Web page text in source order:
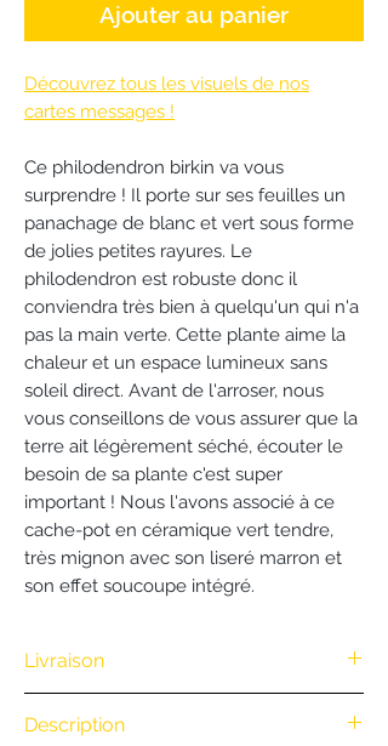
Ajouter au panier
Découvrez tous les visuels de nos
cartes messages !
Ce philodendron birkin va vous
surprendre ! Il porte sur ses feuilles un
panachage de blanc et vert sous forme
de jolies petites rayures. Le
philodendron est robuste donc il
conviendra très bien à quelqu'un qui n'a
pas la main verte. Cette plante aime la
chaleur et un espace lumineux sans
soleil direct. Avant de l'arroser, nous
vous conseillons de vous assurer que la
terre ait légèrement séché, écouter le
besoin de sa plante c'est super
important ! Nous l'avons associé à ce
cache-pot en céramique vert tendre,
très mignon avec son liseré marron et
son effet soucoupe intégré.
Livraison
100€ d'achat. (Exclusivité Web non
Description